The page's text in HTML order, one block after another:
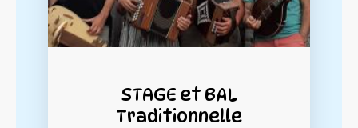
STAGE et BAL
Traditionnelle